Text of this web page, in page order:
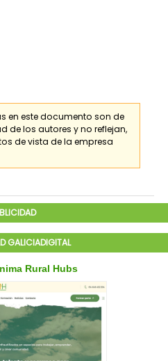
en este documento son de
de los autores y no reflejan,
de vista de la empresa
GALICIADIGITAL